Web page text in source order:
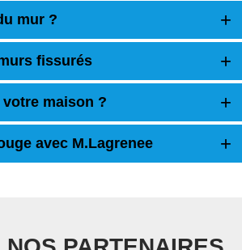
mur ?
fissurés
maison ?
avec M.Lagrenee